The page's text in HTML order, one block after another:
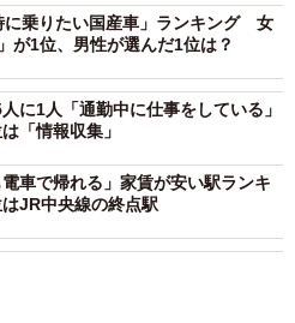
に乗りたい国産車」ランキング 女
が1位、男性が選んだ1位は？
に1人「通勤中に仕事をしている」
「情報収集」
電車で帰れる」家賃が安い駅ランキ
JR中央線の終点駅